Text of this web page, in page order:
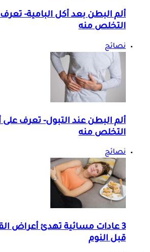
ألم البطن بعد أكل البامية-
التخلص منه
نصائح
ألم البطن عند التبول- تعرف على
التخلص منه
نصائح
3 عادات مسائية تهدئ أعراض
قبل النوم